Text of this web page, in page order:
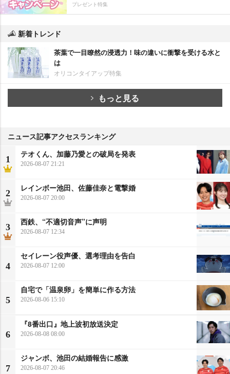
プレゼント特集
新着トレンド
茶葉で一目瞭然の浸透力！味の違いに衝撃を受ける水と
は
オリコンタイアップ特集
もっと見る
ニュース記事アクセスランキング
1
テオくん、加藤乃愛との破局を発表
2026-08-07 21:21
2
レインボー池田、佐藤佳奈と電撃婚
2026-08-07 20:00
3
西鉄、“不適切音声”に声明
2026-08-07 12:34
4
セイレーン役声優、選考理由を告白
2026-08-07 12:00
5
自宅で「温泉卵」を簡単に作る方法
2026-08-06 15:10
6
『8番出口』地上波初放送決定
2026-08-08 08:00
7
ジャンボ、池田の結婚報告に感激
2026-08-07 20:46